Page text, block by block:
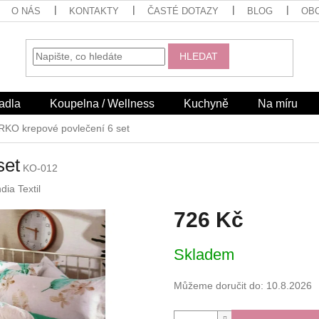
O NÁS KONTAKTY ČASTÉ DOTAZY BLOG
HLEDAT
Koupelna / Wellness Kuchyně Na míru
krepové povlečení 6 set
KO-012
Textil
726 Kč
cena:
Skladem
Můžeme doručit do: 10.8.2026